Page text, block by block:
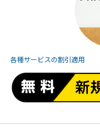
各種サービスの割引適用